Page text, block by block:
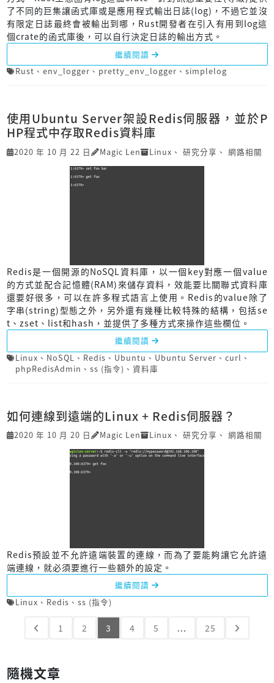
了不同的巨集讓函式庫或是應用程式輸出日誌(log)，不過它並沒
有限定日誌最終會被輸出到哪，Rust開發者在引入有用到log這
個crate的函式庫後，可以自行決定日誌的輸出方式。
繼續閱讀
Rust 、 env_logger 、 pretty_env_logger 、 simplelog
使用Ubuntu Server架設Redis伺服器，並於P
HP程式中存取Redis資料庫
2020 年 10 月 22 日 Magic Len Linux 、 研究分享 、 網路相關
Redis是一個開源的NoSQL資料庫，以一個key對應一個value
的方式並配合記憶體(RAM)來儲存資料，效能要比關聯式資料庫
還要好很多，可以在許多程式語言上使用。Redis的value除了
字串(string)型態之外，另外還有幾種比較特殊的結構，包括se
t、zset、list和hash，並提供了多種方式來操作這些欄位。
繼續閱讀
Linux 、 NoSQL 、 Redis 、 Ubuntu 、 Ubuntu Server 、 curl 、
phpRedisAdmin 、 ss (指令) 、 資料庫
如何連線到遠端的Linux + Redis伺服器？
2020 年 10 月 20 日 Magic Len Linux 、 研究分享 、 網路相關
Redis預設並不允許遠端裝置的連線，而為了要能夠讓它允許遠
端連線，就必須要進行一些額外的設定。
繼續閱讀
Linux 、 Redis 、 ss (指令)
1 2 3 4 5 ... 25
隨機文章